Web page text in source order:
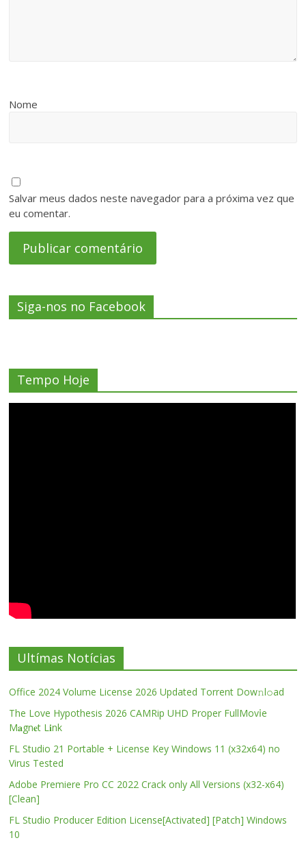
Nome
Salvar meus dados neste navegador para a próxima vez que
eu comentar.
Siga-nos no Facebook
Tempo Hoje
Ultímas Notícias
Office 2024 Volume License 2026 Updated Torrent Dow𝚗l𝚘аd
The Love Hypothesis 2026 CAMRip UHD Proper FullMov𝗂e
M𝐚gn𝐞t L𝐢nk
FL Studio 21 Portable + License Key Windows 11 (x32x64) no
Virus Tested
Adobe Premiere Pro CC 2022 Crack only All Versions (x32-x64)
[Clean]
FL Studio Producer Edition License[Activated] [Patch] Windows
10